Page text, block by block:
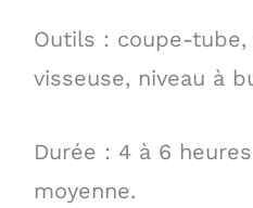
Outils : coupe-
visseuse, niveau à
Durée : 4 à 6
moyenne.